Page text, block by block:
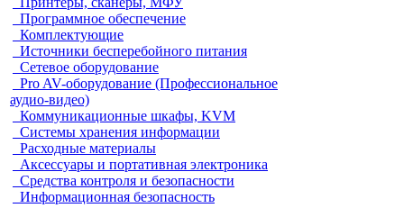
Программное обеспечение
Комплектующие
Источники бесперебойного питания
Сетевое оборудование
Pro AV-оборудование (Профессиональное
аудио-видео)
Коммуникационные шкафы, KVM
Системы хранения информации
Расходные материалы
Аксессуары и портативная электроника
Средства контроля и безопасности
Информационная безопасность